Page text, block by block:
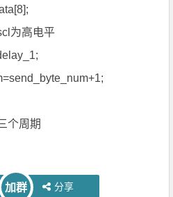
为高电平
周期
加群 分享